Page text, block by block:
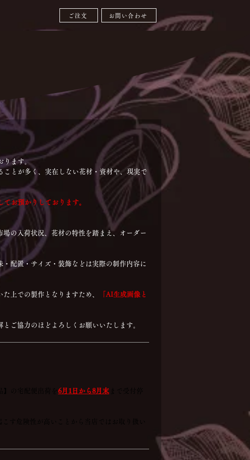
ご注文 お問い合わせ
ります。
とが多く、実在しない花材・資材や、現実で
お預かりしております。
の入荷状況、花材の特性を踏まえ、オーダー
配置・サイズ・装飾などは実際の制作内容に
上での製作となりますため、
「AI生成画像と
ご協力のほどよろしくお願いいたします。
の宅配便出荷を 6月1日から8月末 まで受付停
す危険性が高いことから当店ではお取り扱い